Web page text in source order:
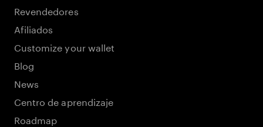
Revendedores
Afiliados
Customize your wallet
Blog
News
Centro de aprendizaje
Roadmap